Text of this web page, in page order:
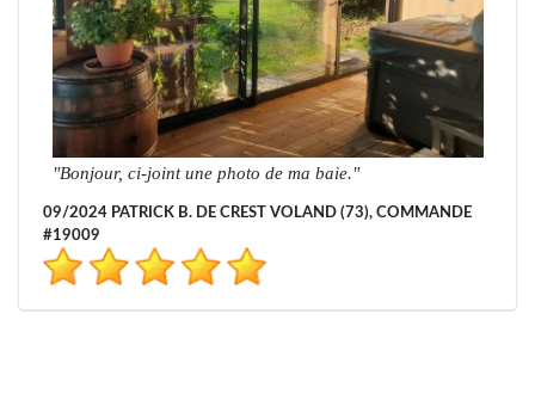
Bonjour, ci-joint une photo de ma baie.
09/2024 PATRICK B. DE CREST VOLAND (73), COMMANDE
#19009